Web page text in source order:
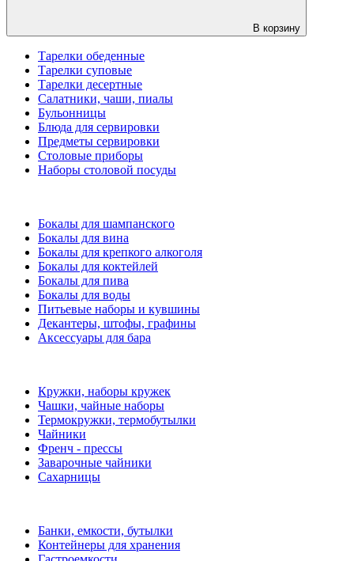
В корзину
Тарелки обеденные
Тарелки суповые
Тарелки десертные
Салатники, чаши, пиалы
Бульонницы
Блюда для сервировки
Предметы сервировки
Столовые приборы
Наборы столовой посуды
Бокалы для шампанского
Бокалы для вина
Бокалы для крепкого алкоголя
Бокалы для коктейлей
Бокалы для пива
Бокалы для воды
Питьевые наборы и кувшины
Декантеры, штофы, графины
Аксессуары для бара
Кружки, наборы кружек
Чашки, чайные наборы
Термокружки, термобутылки
Чайники
Френч - прессы
Заварочные чайники
Сахарницы
Банки, емкости, бутылки
Контейнеры для хранения